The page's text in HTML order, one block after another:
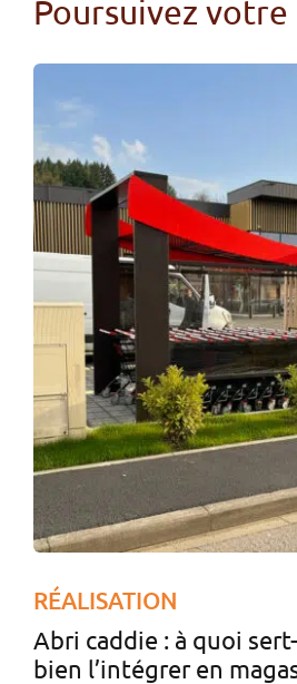
Poursuivez
RÉALISATION
Abri caddie : à quoi
bien l’intégrer en